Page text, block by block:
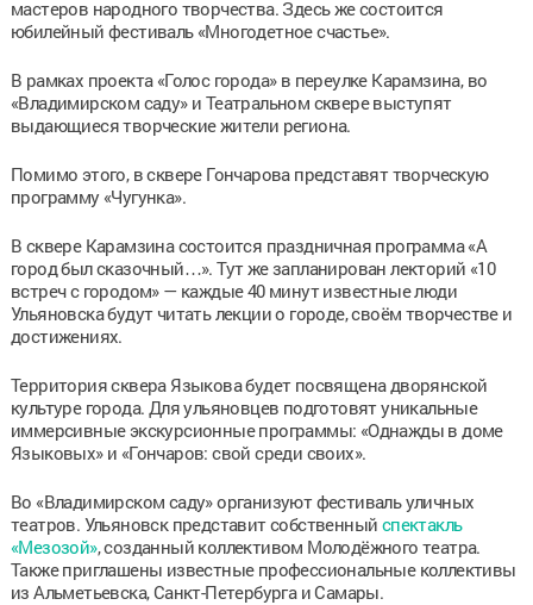
мастеров народного творчества. Здесь же состоится
юбилейный фестиваль «Многодетное счастье».
В рамках проекта «Голос города» в переулке Карамзина, во
«Владимирском саду» и Театральном сквере выступят
выдающиеся творческие жители региона.
Помимо этого, в сквере Гончарова представят творческую
программу «Чугунка».
В сквере Карамзина состоится праздничная программа «А
город был сказочный…». Тут же запланирован лекторий «10
встреч с городом» — каждые 40 минут известные люди
Ульяновска будут читать лекции о городе, своём творчестве и
достижениях.
Территория сквера Языкова будет посвящена дворянской
культуре города. Для ульяновцев подготовят уникальные
иммерсивные экскурсионные программы: «Однажды в доме
Языковых» и «Гончаров: свой среди своих».
Во «Владимирском саду» организуют фестиваль уличных
театров. Ульяновск представит собственный спектакль
«Мезозой», созданный коллективом Молодёжного театра.
Также приглашены известные профессиональные коллективы
из Альметьевска, Санкт-Петербурга и Самары.